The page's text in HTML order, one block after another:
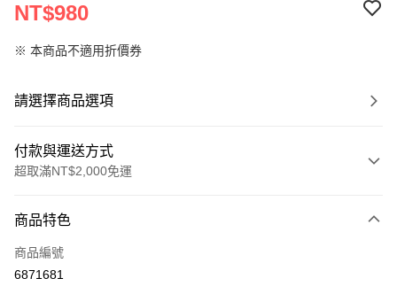
NT$980
※ 本商品不適用折價券
請選擇商品選項
付款與運送方式
超取滿NT$2,000免運
信用卡一次付款
LINE Pay
商品特色
商品編號
6871681